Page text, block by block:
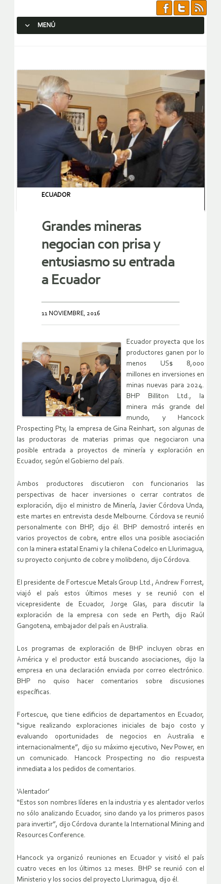
MENÚ
ECUADOR
Grandes mineras
negocian con prisa y
entusiasmo su entrada
a Ecuador
11 NOVIEMBRE, 2016
Ecuador proyecta que los
productores ganen por lo
menos US$ 8,000
millones en inversiones en
minas nuevas para 2024.
BHP Billiton Ltd., la
minera más grande del
mundo, y Hancock
Prospecting Pty, la empresa de Gina Reinhart, son algunas de
las productoras de materias primas que negociaron una
posible entrada a proyectos de minería y exploración en
Ecuador, según el Gobierno del país.
Ambos productores discutieron con funcionarios las
perspectivas de hacer inversiones o cerrar contratos de
exploración, dijo el ministro de Minería, Javier Córdova Unda,
este martes en entrevista desde Melbourne. Córdova se reunió
personalmente con BHP, dijo él. BHP demostró interés en
varios proyectos de cobre, entre ellos una posible asociación
con la minera estatal Enami y la chilena Codelco en Llurimagua,
su proyecto conjunto de cobre y molibdeno, dijo Córdova.
El presidente de Fortescue Metals Group Ltd., Andrew Forrest,
viajó el país estos últimos meses y se reunió con el
vicepresidente de Ecuador, Jorge Glas, para discutir la
exploración de la empresa con sede en Perth, dijo Raúl
Gangotena, embajador del país en Australia.
Los programas de exploración de BHP incluyen obras en
América y el productor está buscando asociaciones, dijo la
empresa en una declaración enviada por correo electrónico.
BHP no quiso hacer comentarios sobre discusiones
específicas.
Fortescue, que tiene edificios de departamentos en Ecuador,
“sigue realizando exploraciones iniciales de bajo costo y
evaluando oportunidades de negocios en Australia e
internacionalmente”, dijo su máximo ejecutivo, Nev Power, en
un comunicado. Hancock Prospecting no dio respuesta
inmediata a los pedidos de comentarios.
‘Alentador’
“Estos son nombres líderes en la industria y es alentador verlos
no sólo analizando Ecuador, sino dando ya los primeros pasos
para invertir”, dijo Córdova durante la International Mining and
Resources Conference.
Hancock ya organizó reuniones en Ecuador y visitó el país
cuatro veces en los últimos 12 meses. BHP se reunió con el
Ministerio y los socios del proyecto Llurimagua, dijo él.